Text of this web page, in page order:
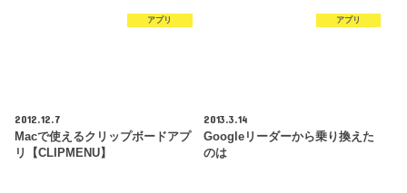
アプリ
2012.12.7
Macで使えるクリップボードアプ
リ【CLIPMENU】
アプリ
2013.3.14
Googleリーダーから乗り換えた
のは